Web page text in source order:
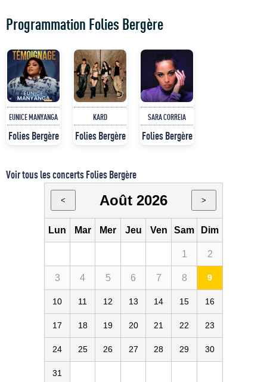
Programmation Folies Bergère
EUNICE MANYANGA
Folies Bergère
KARD
Folies Bergère
SARA CORREIA
Folies Bergère
Voir tous les concerts Folies Bergère
< Août 2026 >
Lun Mar Mer Jeu Ven Sam Dim
1 2
3 4 5 6 7 8 9
10 11 12 13 14 15 16
17 18 19 20 21 22 23
24 25 26 27 28 29 30
31